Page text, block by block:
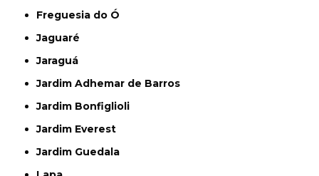
Freguesia do Ó
Jaguaré
Jaraguá
Jardim Adhemar de Barros
Jardim Bonfiglioli
Jardim Everest
Jardim Guedala